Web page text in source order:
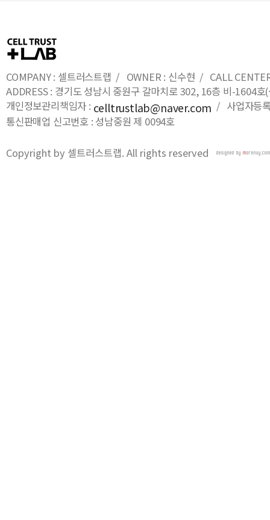
COMPANY : 셀트러스트랩 / OWNER : 신수현 / CALL
ADDRESS : 경기도 성남시 중원구 갈마치로 302, 16층 비-1604
개인정보관리책임자 : celltrustlab@naver.com / 사업자등
통신판매업 신고번호 : 성남중원 제 0094호
Copyright by 셀트러스트랩. All rights reserved